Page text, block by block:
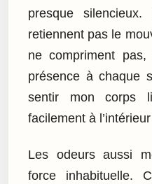
presque
retiennent pas le
ne compriment
présence à chaque
sentir mon corps
facilement à
Les odeurs aussi
force inhabituelle.